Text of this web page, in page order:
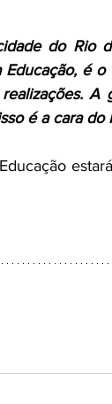
do Rio
é
A
é a cara do